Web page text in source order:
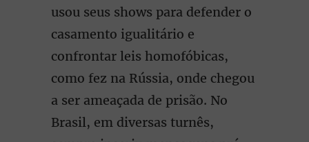
usou seus shows para defender o
casamento igualitário e
confrontar leis homofóbicas,
como fez na Rússia, onde chegou
a ser ameaçada de prisão. No
Brasil, em diversas turnês,